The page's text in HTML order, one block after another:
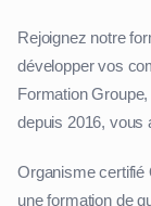
Rejoignez notre
développer vos
Formation
depuis 2016, vous
Organisme certifié
une formation de